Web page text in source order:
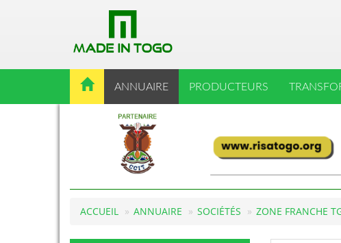
ANNUAIRE PRODUCTEURS
ACCUEIL ANNUAIRE SOCIÉTÉS ZONE FRANCHE